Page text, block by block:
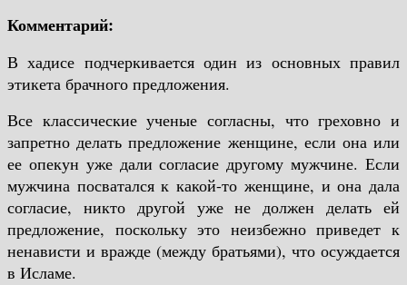
Комментарий:
В хадисе подчеркивается один из основных правил
этикета брачного предложения.
Все классические ученые согласны, что греховно и
запретно делать предложение женщине, если она или
ее опекун уже дали согласие другому мужчине. Если
мужчина посватался к какой-то женщине, и она дала
согласие, никто другой уже не должен делать ей
предложение, поскольку это неизбежно приведет к
ненависти и вражде (между братьями), что осуждается
в Исламе.